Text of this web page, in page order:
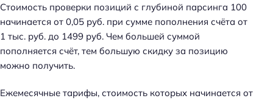
Стоимость проверки позиций с глубиной парсинга 100
начинается от 0,05 руб. при сумме пополнения счёта от
1 тыс. руб. до 1499 руб. Чем большей суммой
пополняется счёт, тем большую скидку за позицию
можно получить.
Ежемесячные тарифы, стоимость которых начинается от